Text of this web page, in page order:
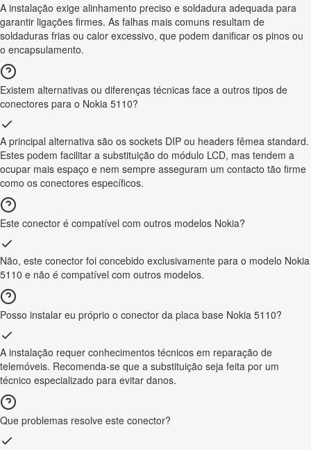
A instalação exige alinhamento preciso e soldadura adequada para
garantir ligações firmes. As falhas mais comuns resultam de
soldaduras frias ou calor excessivo, que podem danificar os pinos ou
o encapsulamento.
Existem alternativas ou diferenças técnicas face a outros tipos de
conectores para o Nokia 5110?
A principal alternativa são os sockets DIP ou headers fêmea standard.
Estes podem facilitar a substituição do módulo LCD, mas tendem a
ocupar mais espaço e nem sempre asseguram um contacto tão firme
como os conectores específicos.
Este conector é compatível com outros modelos Nokia?
Não, este conector foi concebido exclusivamente para o modelo Nokia
5110 e não é compatível com outros modelos.
Posso instalar eu próprio o conector da placa base Nokia 5110?
A instalação requer conhecimentos técnicos em reparação de
telemóveis. Recomenda-se que a substituição seja feita por um
técnico especializado para evitar danos.
Que problemas resolve este conector?